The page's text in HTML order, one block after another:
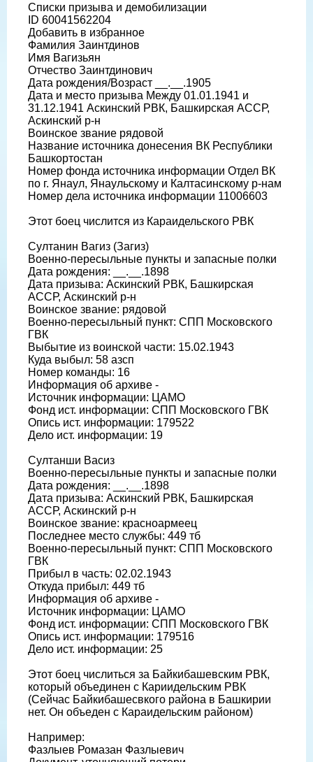
Списки призыва и демобилизации
ID 60041562204
Добавить в избранное
Фамилия Заинтдинов
Имя Вагизьян
Отчество Заинтдинович
Дата рождения/Возраст __.__.1905
Дата и место призыва Между 01.01.1941 и
31.12.1941 Аскинский РВК, Башкирская АССР,
Аскинский р-н
Воинское звание рядовой
Название источника донесения ВК Республики
Башкортостан
Номер фонда источника информации Отдел ВК
по г. Янаул, Янаульскому и Калтасинскому р-нам
Номер дела источника информации 11006603
Этот боец числится из Караидельского РВК
Султанин Вагиз (Загиз)
Военно-пересыльные пункты и запасные полки
Дата рождения: __.__.1898
Дата призыва: Аскинский РВК, Башкирская
АССР, Аскинский р-н
Воинское звание: рядовой
Военно-пересыльный пункт: СПП Московского
ГВК
Выбытие из воинской части: 15.02.1943
Куда выбыл: 58 азсп
Номер команды: 16
Информация об архиве -
Источник информации: ЦАМО
Фонд ист. информации: СПП Московского ГВК
Опись ист. информации: 179522
Дело ист. информации: 19
Султанши Васиз
Военно-пересыльные пункты и запасные полки
Дата рождения: __.__.1898
Дата призыва: Аскинский РВК, Башкирская
АССР, Аскинский р-н
Воинское звание: красноармеец
Последнее место службы: 449 тб
Военно-пересыльный пункт: СПП Московского
ГВК
Прибыл в часть: 02.02.1943
Откуда прибыл: 449 тб
Информация об архиве -
Источник информации: ЦАМО
Фонд ист. информации: СПП Московского ГВК
Опись ист. информации: 179516
Дело ист. информации: 25
Этот боец числиться за Байкибашевским РВК,
который объединен с Кариидельским РВК
(Сейчас Байкибашесвкого района в Башкирии
нет. Он объеден с Караидельским районом)
Например:
Фазлыев Ромазан Фазлыевич